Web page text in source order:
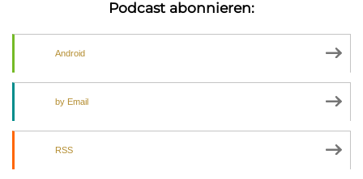
Podcast abonnieren:
Android
by Email
RSS